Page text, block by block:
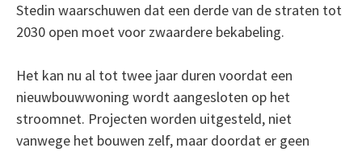
Stedin waarschuwen dat een derde van de straten tot
2030 open moet voor zwaardere bekabeling.
Het kan nu al tot twee jaar duren voordat een
nieuwbouwwoning wordt aangesloten op het
stroomnet. Projecten worden uitgesteld, niet
vanwege het bouwen zelf, maar doordat er geen